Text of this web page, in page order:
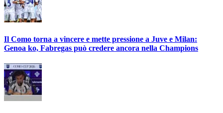
Il Como torna a vincere e mette pressione a Juve e Milan:
Genoa ko, Fabregas può credere ancora nella Champions